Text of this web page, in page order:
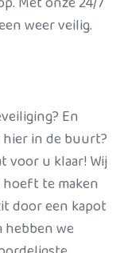
weer veilig.
En
in de buurt?
voor u klaar! Wij
te maken
door een kapot
we